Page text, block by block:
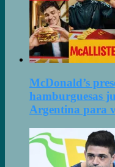
McDonald’s
hamburguesas
Argentina para